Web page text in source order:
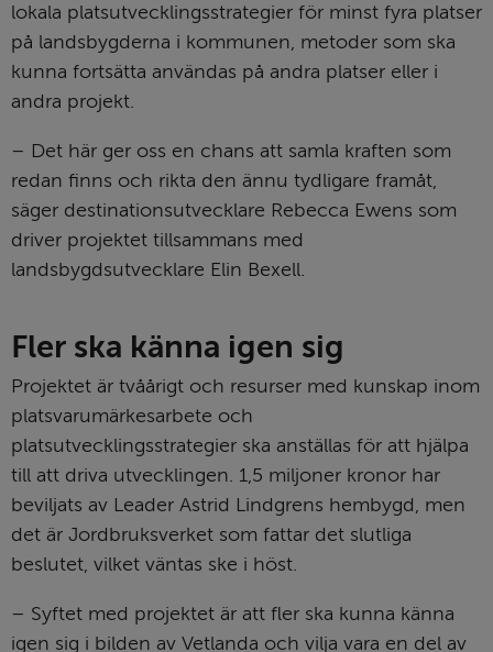
lokala platsutvecklingsstrategier för minst fyra platser
på landsbygderna i kommunen, metoder som ska
kunna fortsätta användas på andra platser eller i
andra projekt.
– Det här ger oss en chans att samla kraften som
redan finns och rikta den ännu tydligare framåt,
säger destinationsutvecklare Rebecca Ewens som
driver projektet tillsammans med
landsbygdsutvecklare Elin Bexell.
Fler ska känna igen sig
Projektet är tvåårigt och resurser med kunskap inom
platsvarumärkesarbete och
platsutvecklingsstrategier ska anställas för att hjälpa
till att driva utvecklingen. 1,5 miljoner kronor har
beviljats av Leader Astrid Lindgrens hembygd, men
det är Jordbruksverket som fattar det slutliga
beslutet, vilket väntas ske i höst.
– Syftet med projektet är att fler ska kunna känna
igen sig i bilden av Vetlanda och vilja vara en del av